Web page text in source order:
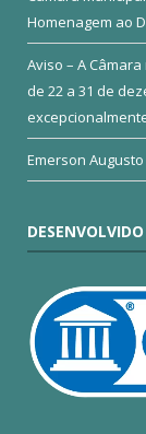
Homenagem ao
Aviso – A
de 22 a 31 de
Emerson